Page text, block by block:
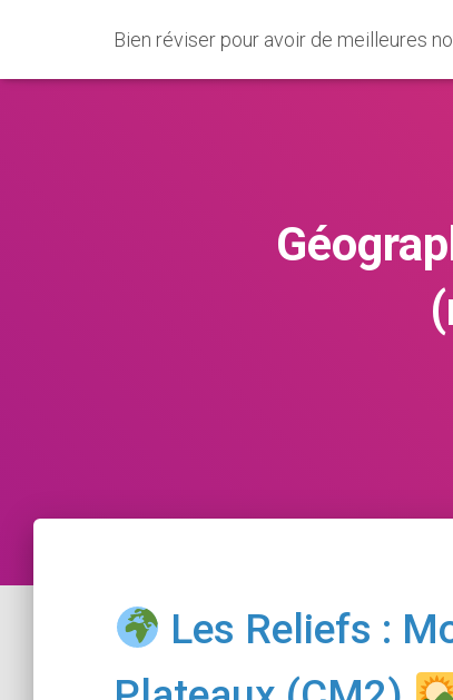
Bien réviser pour avoir de meilleures
Les Reliefs :